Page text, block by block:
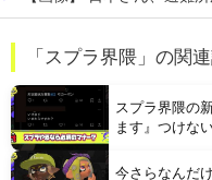
【悲報】 コンビニのおに
「スプラ界隈」の関
スプラ界隈の
ます』つけな
今さらなんだ